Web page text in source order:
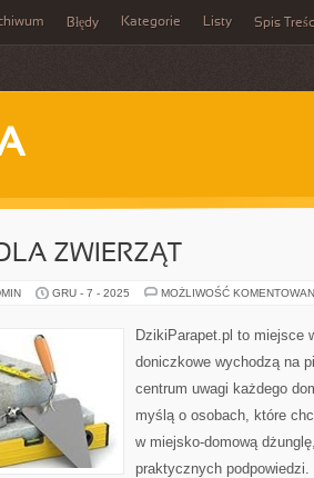
Błędy Kategorie Listy Spis
ZWIERZĄT
GRU - 7 - 2025 MOŻLIWOŚĆ
DzikiParapet.pl to miejsce
doniczkowe wychodzą na
centrum uwagi każdego
myślą o osobach, które
w miejsko-domową
praktycznych